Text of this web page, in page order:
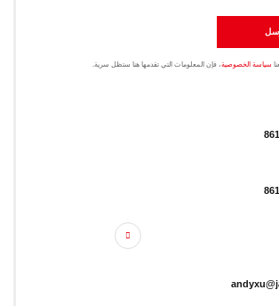
سياسة الخصوصية، فإن المعلومات التي تقدمها هنا ستظل سرية.